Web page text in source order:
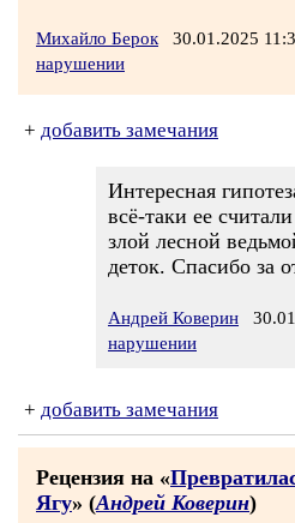
Михайло Берок 30.01.2025
нарушении
+ добавить замечания
Интересная
всё-таки ее
злой лесной
деток. Спасибо за
Андрей Коверин
нарушении
+ добавить замечания
Рецензия на «
Ягу» (Андрей Коверин)